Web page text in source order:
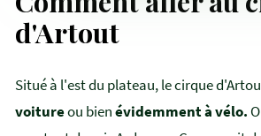
d'Artout
Situé à l'est du plateau, le cirque
voitureou bienévidemment à vélo.